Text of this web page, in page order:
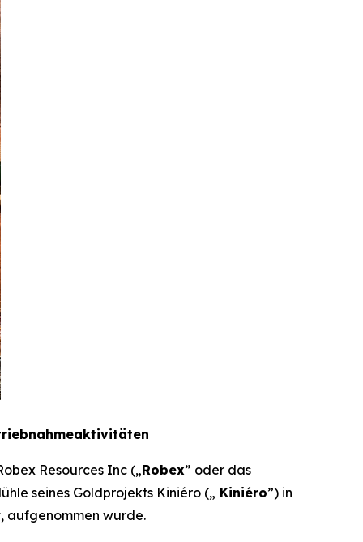
Resources Inc („Robex” oder das
seines Goldprojekts Kiniéro („ Kiniéro”) in
aufgenommen wurde.